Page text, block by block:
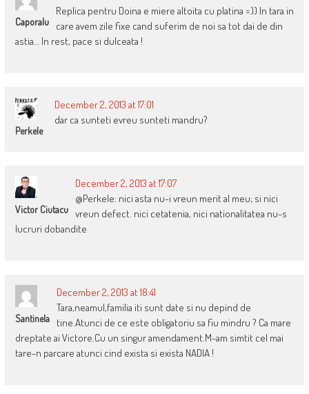
Caporalu
Replica pentru Doina e miere altoita cu platina =)) In tara in
care avem zile fixe cand suferim de noi sa tot dai de din
astia… In rest, pace si dulceata !
Perkele
December 2, 2013 at 17:01
dar ca sunteti evreu sunteti mandru?
Victor Ciutacu
December 2, 2013 at 17:07
@Perkele: nici asta nu-i vreun merit al meu; si nici
vreun defect. nici cetatenia, nici nationalitatea nu-s
lucruri dobandite
Santinela
December 2, 2013 at 18:41
Tara,neamul,familia iti sunt date si nu depind de
tine.Atunci de ce este obligatoriu sa fiu mindru ? Ca mare
dreptate ai Victore.Cu un singur amendament.M-am simtit cel mai
tare-n parcare atunci cind exista si exista NADIA !